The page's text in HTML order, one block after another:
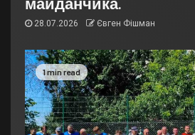
28.07.2026 Євген Фішман
1 min read